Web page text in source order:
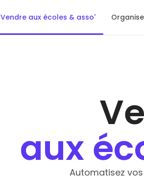
Vendre aux écoles & asso'
aux
Automatisez